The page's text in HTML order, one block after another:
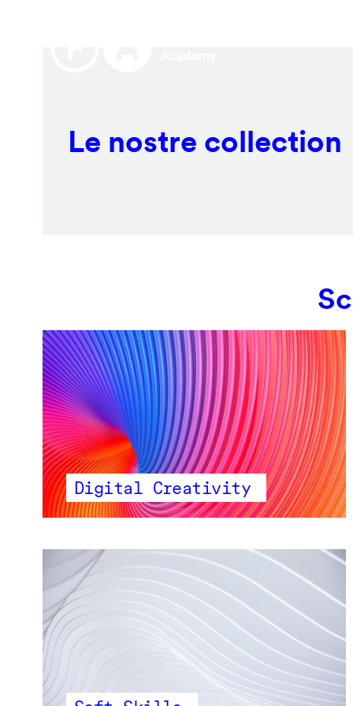
Le nostre collection
Digital Creativity